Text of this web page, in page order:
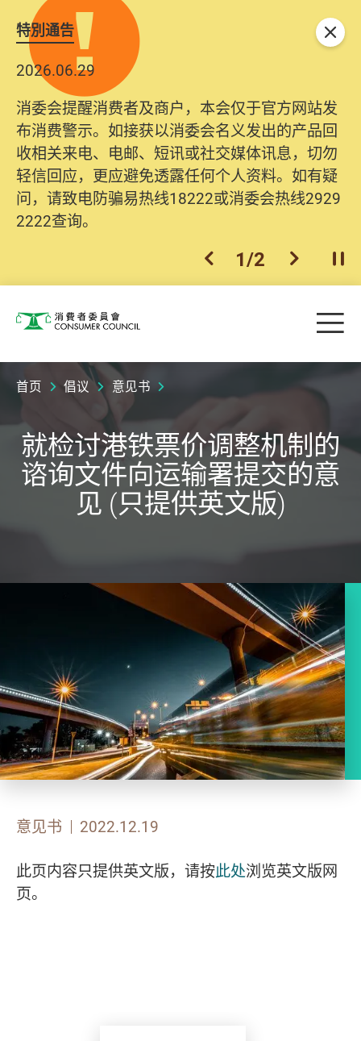
特別通告
2026.06.29
消委会提醒消费者及商户，本会仅于官方网站发
布消费警示。如接获以消委会名义发出的产品回
收相关来电、电邮、短讯或社交媒体讯息，切勿
轻信回应，更应避免透露任何个人资料。如有疑
问，请致电防骗易热线18222或消委会热线2929
2222查询。
上一个
1/2 下一个开
关闭
消费者委员会 目
首页 倡议 意见书
就检讨港铁票价调整机制的
谘询文件向运输署提交的意
见 (只提供英文版)
意见书 2022.12.19
此页内容只提供英文版，请按此处浏览英文版网
页。